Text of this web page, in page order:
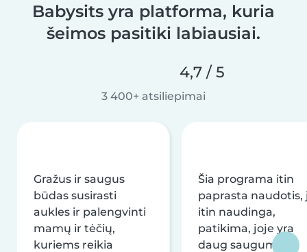
Babysits yra platforma, kuria
šeimos pasitiki labiausiai.
4,7 / 5
3 400+ atsiliepimai
Gražus ir saugus
būdas susirasti
aukles ir palengvinti
mamų ir tėčių,
kuriems reikia
Šia programa itin
paprasta naudotis,
itin naudinga,
patikima, joje yra
daug saugumo ir